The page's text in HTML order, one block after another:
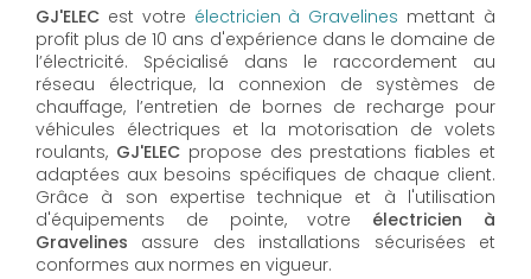
GJ'ELEC est votre électricien à Gravelines mettant à
profit plus de 10 ans d'expérience dans le domaine de
l’électricité. Spécialisé dans le raccordement au
réseau électrique, la connexion de systèmes de
chauffage, l’entretien de bornes de recharge pour
véhicules électriques et la motorisation de volets
roulants, GJ'ELECpropose des prestations fiables et
adaptées aux besoins spécifiques de chaque client.
Grâce à son expertise technique et à l'utilisation
d'équipements de pointe, votre électricien à
Gravelines assure des installations sécurisées et
conformes aux normes en vigueur.